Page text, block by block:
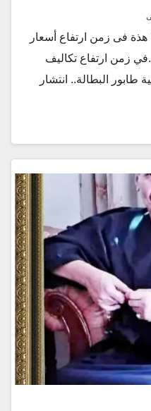
فى زمن ارتفاع أسعار
زمن ارتفاع تكاليف
البطالة.. انتشار